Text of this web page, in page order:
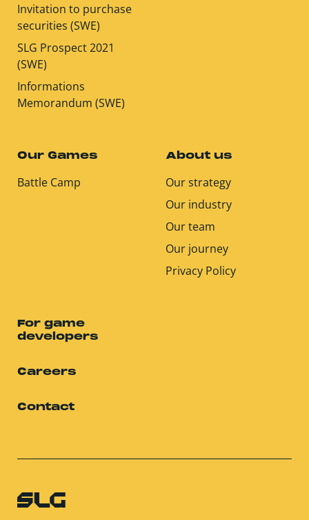
Invitation to purchase
securities (SWE)
SLG Prospect 2021
(SWE)
Informations
Memorandum (SWE)
Our Games
Battle Camp
About us
Our strategy
Our industry
Our team
Our journey
Privacy Policy
For game
developers
Careers
Contact